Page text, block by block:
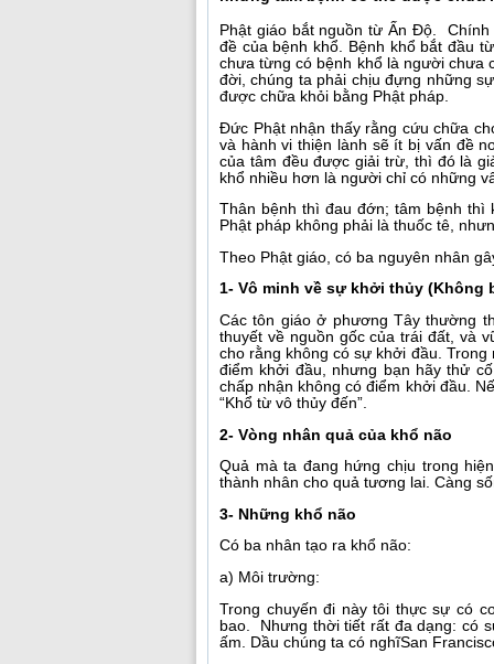
Phật giáo bắt nguồn từ Ấn Độ.
đề của bệnh khổ. Bệnh khổ bắt đầu
chưa từng có bệnh khổ là người chưa
đời, chúng ta phải chịu đựng những
được chữa khỏi bằng Phật pháp.
Đức Phật nhận thấy rằng cứu chữa
và hành vi thiện lành sẽ ít bị vấn đề
của tâm đều được giải trừ, thì đó là
khổ nhiều hơn là người chỉ có những
Thân bệnh thì đau đớn; tâm bệnh thì
Phật pháp không phải là thuốc tê,
Theo Phật giáo, có ba nguyên nhân
1- Vô minh về sự khởi thủy (Không
Các tôn giáo ở phương Tây thường
thuyết về nguồn gốc của trái đất, và
cho rằng không có sự khởi đầu.
điểm khởi đầu, nhưng bạn hãy thử
chấp nhận không có điểm khởi đầu.
“Khổ từ vô thủy đến”.
2- Vòng nhân quả của khổ não
Quả mà ta đang hứng chịu trong
thành nhân cho quả tương lai. Càng
3- Những khổ não
Có ba nhân tạo ra khổ não:
a) Môi trường:
Trong chuyến đi này tôi thực sự có
bao. Nhưng thời tiết rất đa dạng: có
ấm. Dầu chúng ta có nghĩSan